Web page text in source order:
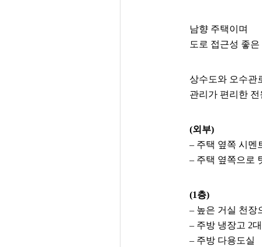
남향 주택이며
도로 접근성 좋
상수도와 오수관
관리가 편리한
(외부)
– 주택 옆쪽 시멘
– 주택 옆쪽으로
(1층)
– 높은 거실 천장
– 주방 냉장고 2
– 주방 다용도실